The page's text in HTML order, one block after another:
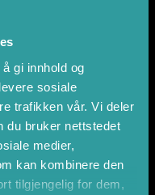
gi innhold og
sosiale
trafikken vår. Vi deler
du bruker nettstedet
medier,
kan kombinere den
tilgjengelig for dem,